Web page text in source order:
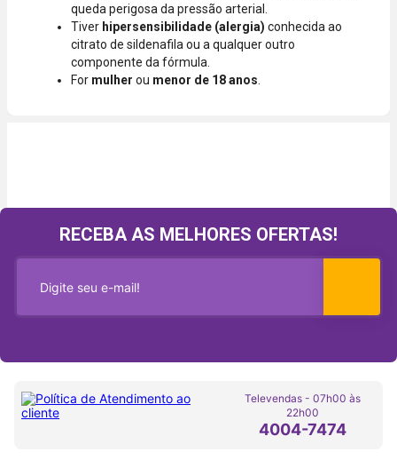
queda perigosa da pressão arterial.
Tiver hipersensibilidade (alergia) conhecida ao
citrato de sildenafila ou a qualquer outro
componente da fórmula.
For mulher ou menor de 18 anos
RECEBA AS MELHORES OFERTAS!
Televendas - 07h00 às
22h00
4004-7474